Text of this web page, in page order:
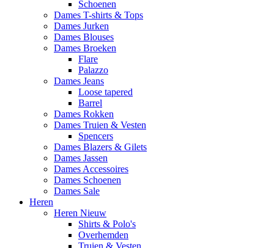
Schoenen
Dames T-shirts & Tops
Dames Jurken
Dames Blouses
Dames Broeken
Flare
Palazzo
Dames Jeans
Loose tapered
Barrel
Dames Rokken
Dames Truien & Vesten
Spencers
Dames Blazers & Gilets
Dames Jassen
Dames Accessoires
Dames Schoenen
Dames Sale
Heren
Heren Nieuw
Shirts & Polo's
Overhemden
Truien & Vesten